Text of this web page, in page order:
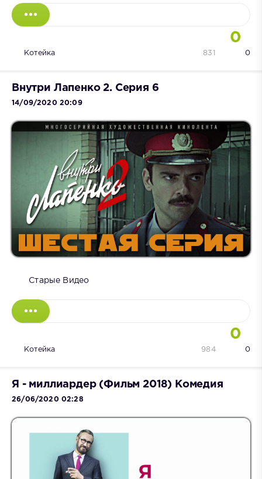
0
Котейка 0
831
Внутри Лапенко 2. Серия 6
14/09/2020 20:09
Старые Видео
0
Котейка 0
984
Я - миллиардер (Фильм 2018) Комедия
26/06/2020 02:28